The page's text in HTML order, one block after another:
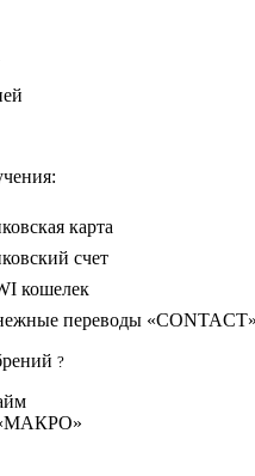
карта
счет
кошелек
переводы «CONTACT»
?